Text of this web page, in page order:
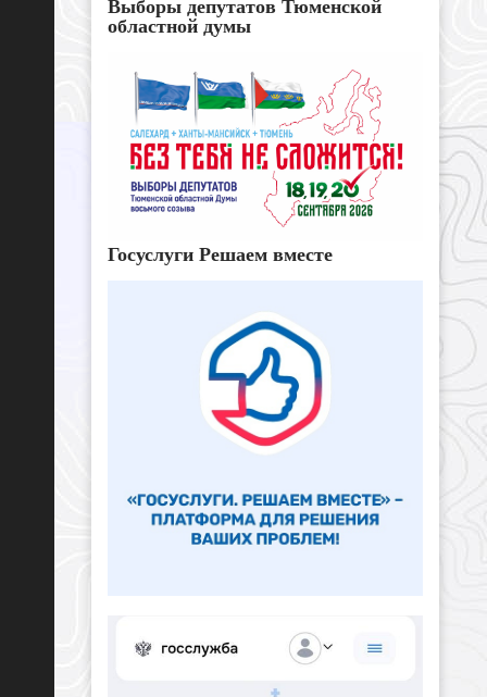
Выборы депутатов Тюменской
областной думы
Госуслуги Решаем вместе